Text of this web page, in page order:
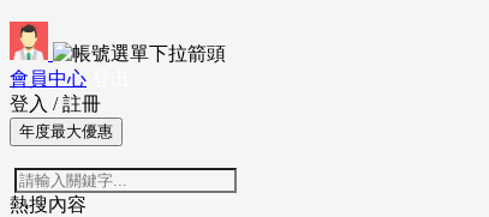
會員中心
登入 / 註冊
年度最大優惠
熱搜內容